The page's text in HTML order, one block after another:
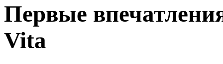
Первые
Vita